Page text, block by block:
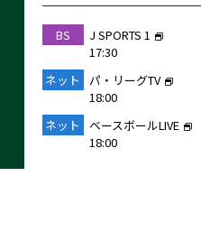
BS
J SPORTS 1
17:30
ネット
パ・リーグTV
18:00
ネット
ベースボールLIVE
18:00